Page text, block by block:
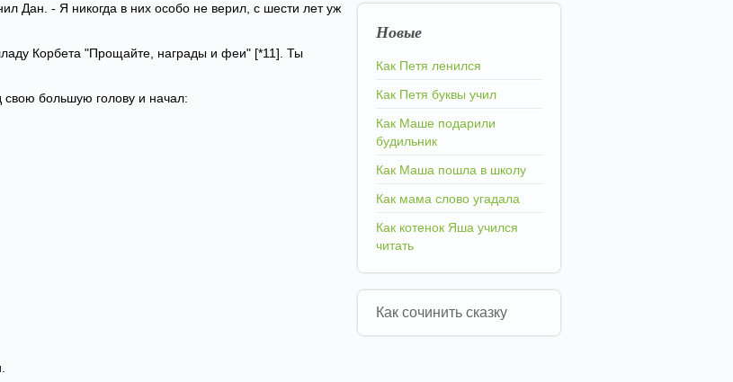
Дан. - Я никогда в них особо не верил, с шести лет уж
Корбета "Прощайте, награды и феи" [*11]. Ты
свою большую голову и начал:
Новые
Как Петя ленился
Как Петя буквы учил
Как Маше подарили
будильник
Как Маша пошла в школу
Как мама слово угадала
Как котенок Яша учился
читать
Как сочинить сказку